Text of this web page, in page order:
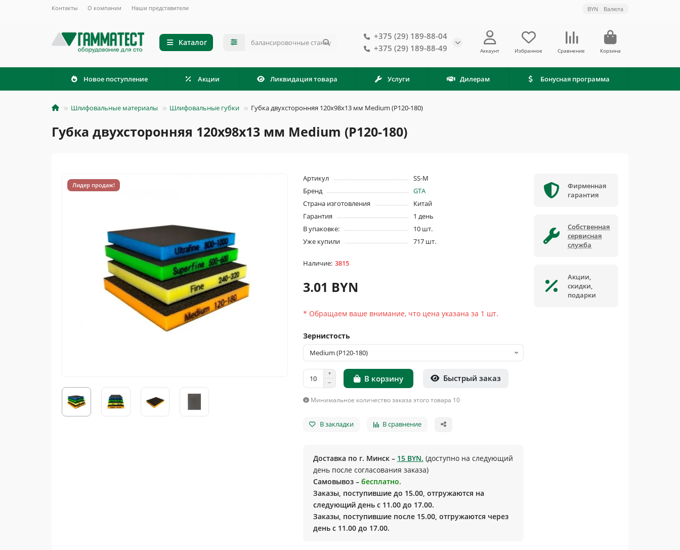
Контакты О компании Наши представители BYN Валюта
Каталог
+375 (29) 189-88-04
+375 (29) 189-88-49
Аккаунт Избранное Сравнение Корзина
Новое поступление Акции Ликвидация товара Услуги Дилерам Бонусная программа
Шлифовальные материалы Шлифовальные губки Губка двухсторонняя 120х98х13 мм Medium (P120-180)
Губка двухсторонняя 120х98х13 мм Medium (P120-180)
Лидер продаж!
Артикул
SS-M
Бренд
GTA
Страна изготовления
Китай
Гарантия
1 день
В упаковке:
10 шт.
Уже купили
717 шт.
3815
3.01 BYN
* Обращаем ваше внимание, что цена указана за 1 шт.
Зернистость
В корзину Быстрый заказ
Минимальное количество заказа этого товара 10
В закладки В сравнение
Доставка по г. Минск – 15 BYN. (доступно на следующий
день после согласования заказа)
Самовывоз – бесплатно.
Заказы, поступившие до 15.00, отгружаются на
следующий день с 11.00 до 17.00.
Заказы, поступившие после 15.00, отгружаются через
день с 11.00 до 17.00.
Фирменная
гарантия
Собственная
сервисная
служба
Акции,
скидки,
подарки